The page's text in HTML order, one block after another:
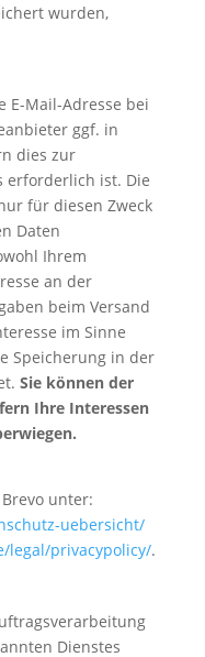
wurden,
Mail-Adresse bei
ggf. in
dies zur
erforderlich ist. Die
für diesen Zweck
Daten
Ihrem
an der
beim Versand
im Sinne
Speicherung in der
Sie können der
Ihre Interessen
unter:
uebersicht/
legal/privacypolicy/.
Dienstes